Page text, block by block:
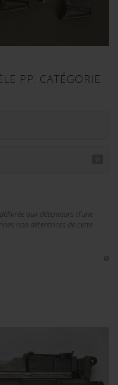
PP. CATÉGORIE
aux détenteurs d’une
non détentrices de cette